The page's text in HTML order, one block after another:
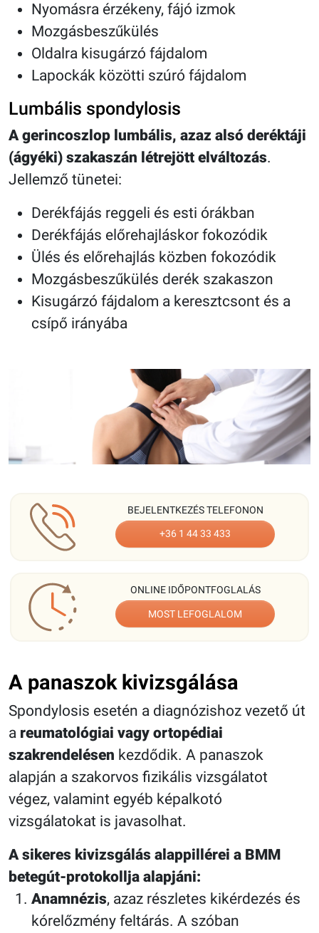
Nyomásra érzékeny, fájó izmok
Mozgásbeszűkülés
Oldalra kisugárzó fájdalom
Lapockák közötti szúró fájdalom
Lumbális spondylosis
A gerincoszlop lumbális, azaz alsó deréktáji
(ágyéki) szakaszán létrejött elváltozás.
Jellemző tünetei:
Derékfájás reggeli és esti órákban
Derékfájás előrehajláskor fokozódik
Ülés és előrehajlás közben fokozódik
Mozgásbeszűkülés derék szakaszon
Kisugárzó fájdalom a keresztcsont és a
csípő irányába
BEJELENTKEZÉS TELEFONON
+36 1 44 33 433
ONLINE IDŐPONTFOGLALÁS
MOST LEFOGLALOM
A panaszok kivizsgálása
Spondylosis esetén a diagnózishoz vezető út
a reumatológiai vagy ortopédiai
szakrendelésen kezdődik. A panaszok
alapján a szakorvos fizikális vizsgálatot
végez, valamint egyéb képalkotó
vizsgálatokat is javasolhat.
A sikeres kivizsgálás alappillérei a BMM
betegút-protokollja alapjáni:
Anamnézis, azaz részletes kikérdezés és
kórelőzmény feltárás. A szóban